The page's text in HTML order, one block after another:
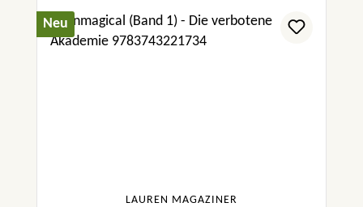
Neu
LAUREN MAGAZINER